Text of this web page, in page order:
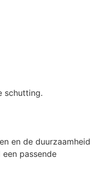
schutting.
en de duurzaamheid
passende